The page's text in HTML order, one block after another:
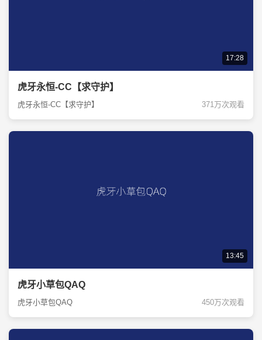
17:28
虎牙永恒-CC【求守护】
虎牙永恒-CC【求守护】 371万次观看
13:45
虎牙小草包QAQ
虎牙小草包QAQ 450万次观看